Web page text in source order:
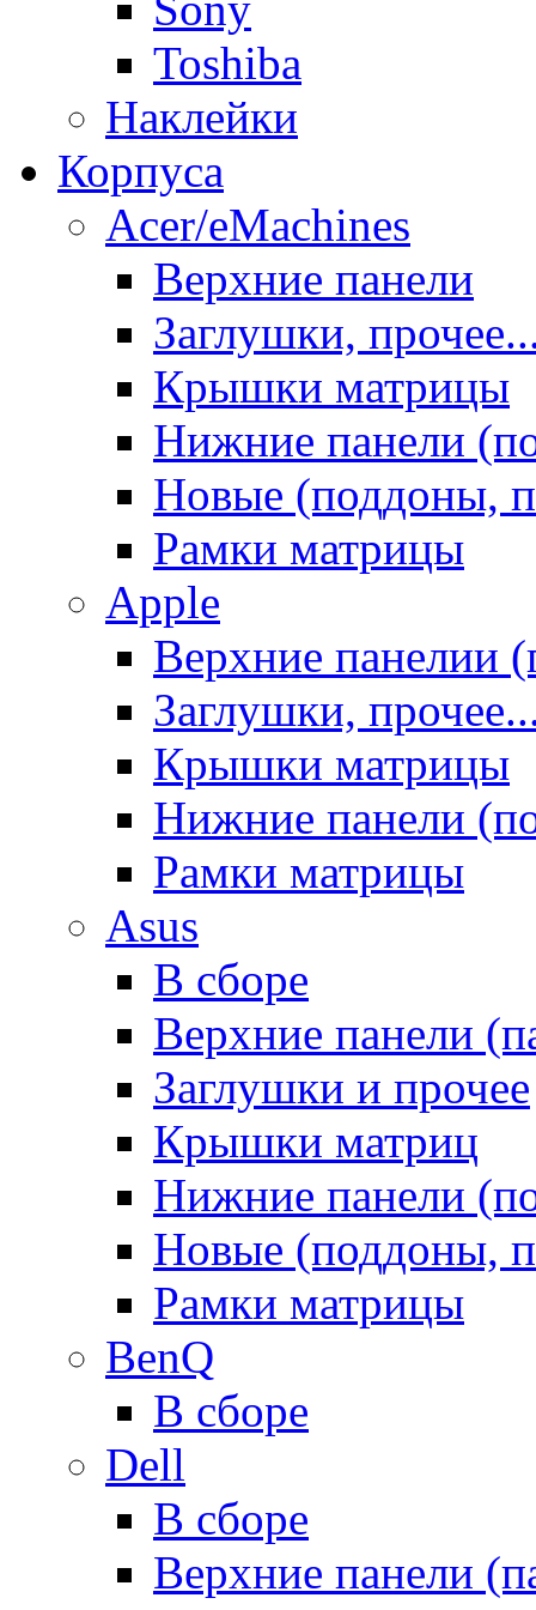
Toshiba
Наклейки
Корпуса
Acer/eMachines
Верхние панели
Заглушки,
Крышки матрицы
Нижние панели
Новые (поддоны,
Рамки матрицы
Apple
Верхние панелии
Заглушки,
Крышки матрицы
Нижние панели
Рамки матрицы
Asus
В сборе
Верхние панели
Заглушки и прочее
Крышки матриц
Нижние панели
Новые (поддоны,
Рамки матрицы
BenQ
В сборе
Dell
В сборе
Верхние панели